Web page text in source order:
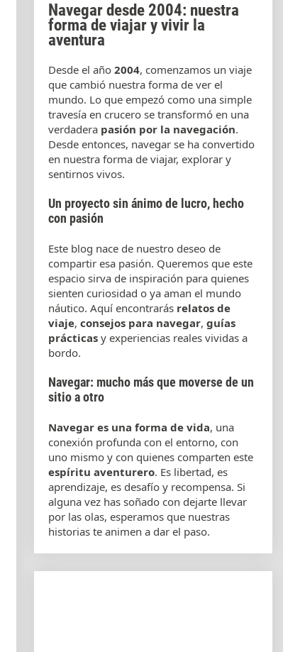
Navegar desde 2004: nuestra
forma de viajar y vivir la
aventura
Desde el año 2004, comenzamos un viaje
que cambió nuestra forma de ver el
mundo. Lo que empezó como una simple
travesía en crucero se transformó en una
verdadera pasión por la navegación.
Desde entonces, navegar se ha convertido
en nuestra forma de viajar, explorar y
sentirnos vivos.
Un proyecto sin ánimo de lucro, hecho
con pasión
Este blog nace de nuestro deseo de
compartir esa pasión. Queremos que este
espacio sirva de inspiración para quienes
sienten curiosidad o ya aman el mundo
náutico. Aquí encontrarás relatos de
viaje, consejos para navegar, guías
prácticas y experiencias reales vividas a
bordo.
Navegar: mucho más que moverse de un
sitio a otro
Navegar es una forma de vida, una
conexión profunda con el entorno, con
uno mismo y con quienes comparten este
espíritu aventurero. Es libertad, es
aprendizaje, es desafío y recompensa. Si
alguna vez has soñado con dejarte llevar
por las olas, esperamos que nuestras
historias te animen a dar el paso.